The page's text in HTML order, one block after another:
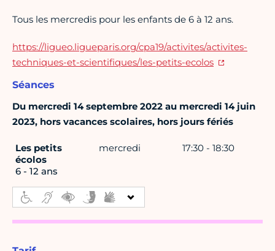
Tous les mercredis pour les enfants de 6 à 12 ans.
https://ligueo.ligueparis.org/cpa19/activites/activites-
techniques-et-scientifiques/les-petits-ecolos
Séances
Du mercredi 14 septembre 2022 au mercredi 14 juin
2023, hors vacances scolaires, hors jours fériés
Les petits
écolos
6 - 12 ans
mercredi 17:30 - 18:30